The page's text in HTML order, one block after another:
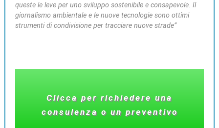
queste le leve per uno sviluppo sostenibile e consapevole. Il
giornalismo ambientale e le nuove tecnologie sono ottimi
strumenti di condivisione per tracciare nuove strade”
Clicca per richiedere una
consulenza o un preventivo